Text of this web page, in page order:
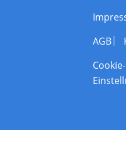
AGB
Cookie-